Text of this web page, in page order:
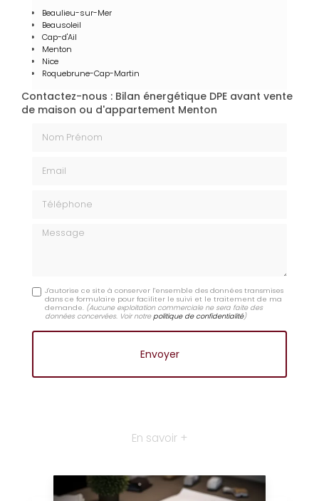
Beaulieu-sur-Mer
Beausoleil
Cap-d'Ail
Menton
Nice
Roquebrune-Cap-Martin
Contactez-nous : Bilan énergétique DPE avant vente
de maison ou d'appartement Menton
Message
J'autorise ce site à conserver l'ensemble des données transmises
dans ce formulaire pour faciliter le suivi et le traitement de ma
demande. (Aucune exploitation commerciale ne sera faite des
données concervées. Voir notrepolitique de confidentialité)
En savoir +